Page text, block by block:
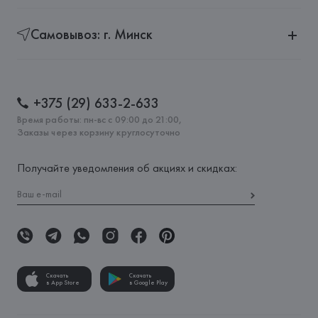
Самовывоз: г. Минск
+375 (29) 633-2-633
Время работы: пн-вс с 09:00 до 21:00,
Заказы через корзину круглосуточно
Получайте уведомления об акциях и скидках:
Скачать
в App Store
Скачать
в Google Play